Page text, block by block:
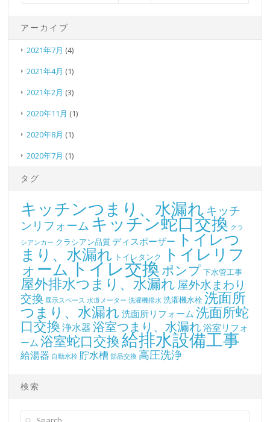
アーカイブ
2021年7月 (4)
2021年4月 (1)
2021年2月 (3)
2020年11月 (1)
2020年8月 (1)
2020年7月 (1)
タグ
キッチンつまり、水漏れ キッチ
ンリフォーム キッチン蛇口交換 クラ
シアンカー クラシアン品質 ディスポーザー トイレつ
まり、水漏れ トイレタンク トイレリフ
ォーム トイレ交換ポンプ下水管工事
屋外排水つまり、水漏れ屋外水まわり
交換 展示スペース 水道メーター 洗濯機排水 洗濯機水栓洗面所
つまり、水漏れ 洗面所リフォーム 洗面所蛇
口交換浄水器浴室つまり、水漏れ浴室リフォ
ーム 浴室蛇口交換給排水設備工事
給湯器 自動水栓 貯水槽 部品交換 高圧洗浄
検索